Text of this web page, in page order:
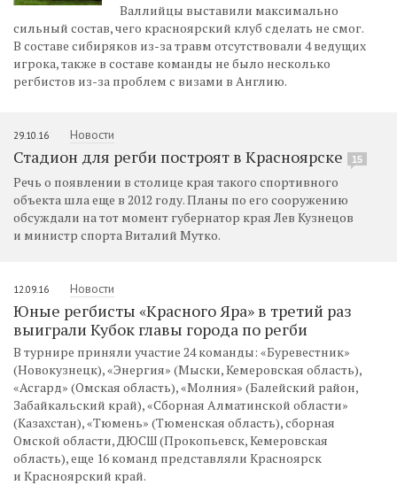
Валлийцы выставили максимально
сильный состав, чего красноярский клуб сделать не смог.
В составе сибиряков из-за травм отсутствовали 4 ведущих
игрока, также в составе команды не было несколько
регбистов из-за проблем с визами в Англию.
29.10.16 Новости
Стадион для регби построят в Красноярске 15
Речь о появлении в столице края такого спортивного
объекта шла еще в 2012 году. Планы по его сооружению
обсуждали на тот момент губернатор края Лев Кузнецов
и министр спорта Виталий Мутко.
12.09.16 Новости
Юные регбисты «Красного Яра» в третий раз
выиграли Кубок главы города по регби
В турнире приняли участие 24 команды: «Буревестник»
(Новокузнецк), «Энергия» (Мыски, Кемеровская область),
«Асгард» (Омская область), «Молния» (Балейский район,
Забайкальский край), «Сборная Алматинской области»
(Казахстан), «Тюмень» (Тюменская область), сборная
Омской области, ДЮСШ (Прокопьевск, Кемеровская
область), еще 16 команд представляли Красноярск
и Красноярский край.